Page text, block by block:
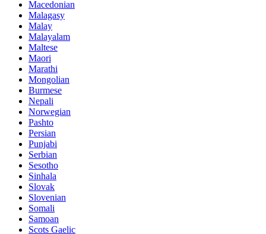
Macedonian
Malagasy
Malay
Malayalam
Maltese
Maori
Marathi
Mongolian
Burmese
Nepali
Norwegian
Pashto
Persian
Punjabi
Serbian
Sesotho
Sinhala
Slovak
Slovenian
Somali
Samoan
Scots Gaelic